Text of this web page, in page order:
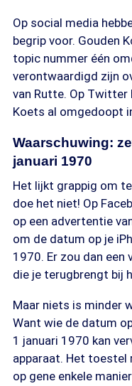
Op social media
begrip voor. Gouden
topic nummer één
verontwaardigd zijn
van Rutte. Op Twitter
Koets al omgedoopt
Waarschuwing:
januari 1970
Het lijkt grappig om
doe het niet! Op
op een advertentie
om de datum op je
1970. Er zou dan
die je terugbrengt bij
Maar niets is minder
Want wie de datum
1 januari 1970 kan
apparaat. Het toestel
op gene enkele